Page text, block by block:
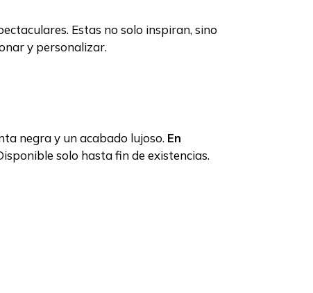
Estas no solo inspiran, sino
y personalizar.
negra y un acabado lujoso. En
solo hasta fin de existencias.